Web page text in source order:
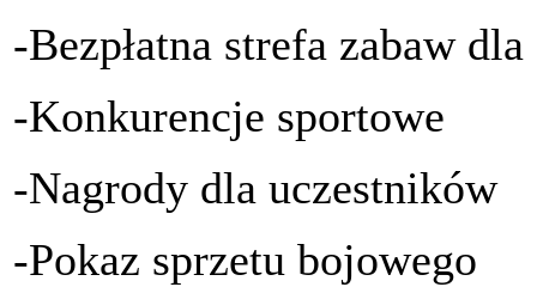
-Bezpłatna strefa zabaw
-Konkurencje sportowe
-Nagrody dla uczestników
-Pokaz sprzetu bojowego